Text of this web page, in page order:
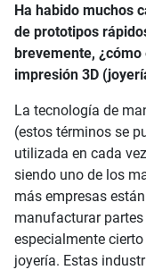
Ha habido muchos
de prototipos
brevemente,
impresión 3D
La tecnología de
(estos términos se
utilizada en cada
siendo uno de los
más empresas
manufacturar
especialmente
joyería. Estas